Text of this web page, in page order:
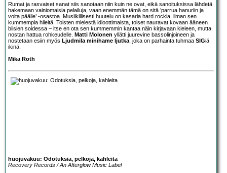
Rumat ja rasvaiset sanat siis sanotaan niin kuin ne ovat, eikä sanoituksissa lähdetä
hakemaan vainiomaisia pelailuja, vaan enemmän tämä on sitä ’parrua hanuriin ja
voita päälle’ -osastoa. Musiikillisesti huutelu on kasaria hard rockia, ilman sen
kummempia hileitä. Toisten mielestä idioottimaista, toiset nauravat kovaan ääneen
biisien soidessa – itse en ota sen kummemmin kantaa näin kirjavaan kieleen, mutta
nostan hattua rohkeudelle. Matti Molonen yllätti juurevine bassolinjoineen ja
nostetaan esiin myös Ljudmila minihame ljutka , joka on parhainta tuhmaa SIGiä
ikinä.
Mika Roth
huojuvakuu: Odotuksia, pelkoja, kahleita
Recovery Records / An Afterglow Music Label